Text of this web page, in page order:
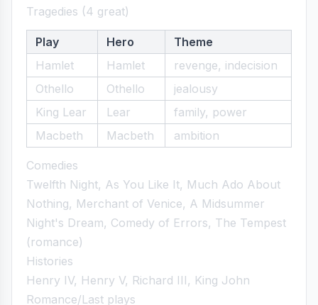
Tragedies (4 great)
Play Hero
Theme
Hamlet
Hamlet
revenge, indecision
Othello
Othello
jealousy
King Lear
Lear
family, power
Macbeth
Macbeth ambition
Comedies
Twelfth Night, As You Like It, Much Ado About
Nothing, Merchant of Venice, A Midsummer
Night's Dream, Comedy of Errors, The Tempest
(romance)
Histories
Henry IV, Henry V, Richard III, King John
Romance/Last plays